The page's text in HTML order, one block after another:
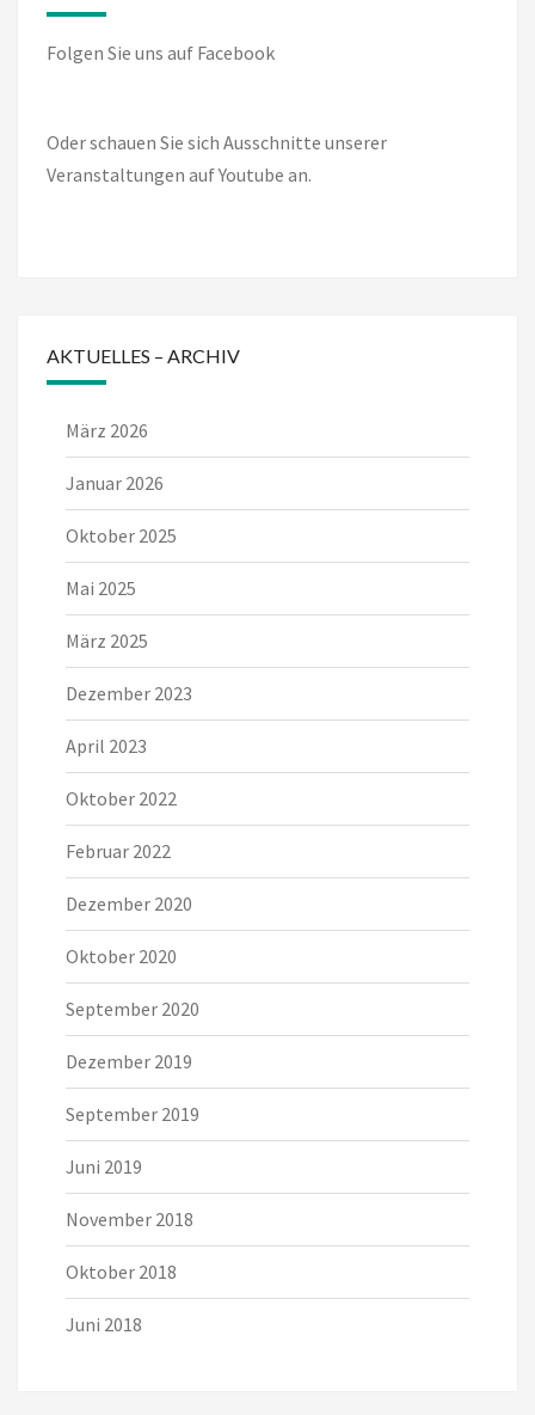
Folgen Sie uns auf Facebook
Oder schauen Sie sich Ausschnitte unserer
Veranstaltungen auf Youtube an.
AKTUELLES – ARCHIV
März 2026
Januar 2026
Oktober 2025
Mai 2025
März 2025
Dezember 2023
April 2023
Oktober 2022
Februar 2022
Dezember 2020
Oktober 2020
September 2020
Dezember 2019
September 2019
Juni 2019
November 2018
Oktober 2018
Juni 2018